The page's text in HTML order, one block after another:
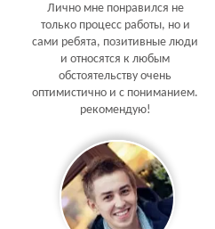
Лично мне понравился не
только процесс работы, но и
сами ребята, позитивные люди
и относятся к любым
обстоятельству очень
оптимистично и с пониманием.
рекомендую!